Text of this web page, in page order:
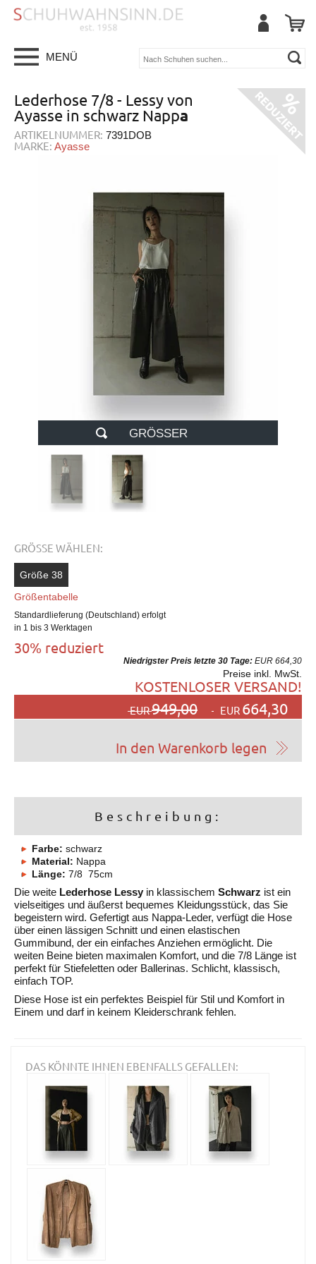
MENÜ
Lederhose 7/8 - Lessy von
Ayasse in schwarz Nappa
ARTIKELNUMMER: 7391DOB
MARKE: Ayasse
GRÖSSER
GRÖSSE WÄHLEN:
Größe 38
Größentabelle
Standardlieferung (Deutschland) erfolgt
in 1 bis 3 Werktagen
30% reduziert
Niedrigster Preis letzte 30 Tage: EUR 664,30
Preise inkl. MwSt.
KOSTENLOSER VERSAND!
EUR949,00 EUR 664,30
Beschreibung:
Farbe: schwarz
Material: Nappa
Länge: 7/8 75cm
Die weite Lederhose Lessy in klassischem Schwarz ist ein
vielseitiges und äußerst bequemes Kleidungsstück, das Sie
begeistern wird. Gefertigt aus Nappa-Leder, verfügt die Hose
über einen lässigen Schnitt und einen elastischen
Gummibund, der ein einfaches Anziehen ermöglicht. Die
weiten Beine bieten maximalen Komfort, und die 7/8 Länge ist
perfekt für Stiefeletten oder Ballerinas. Schlicht, klassisch,
einfach TOP.
Diese Hose ist ein perfektes Beispiel für Stil und Komfort in
Einem und darf in keinem Kleiderschrank fehlen.
DAS KÖNNTE IHNEN EBENFALLS GEFALLEN: